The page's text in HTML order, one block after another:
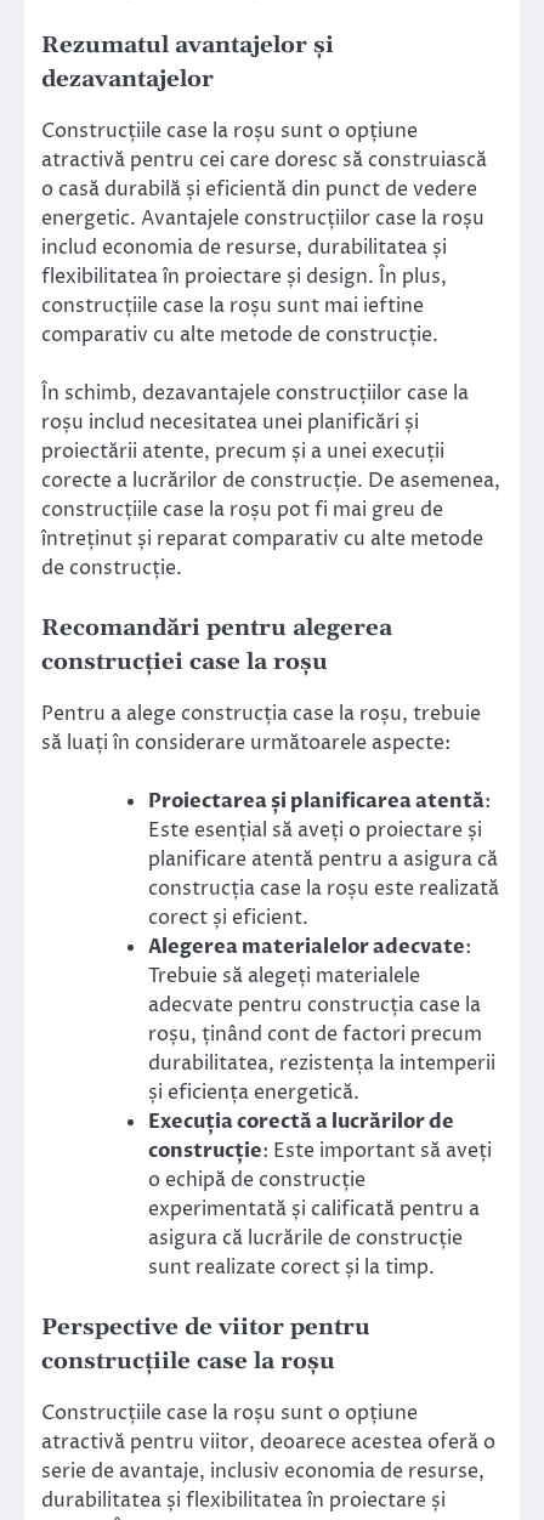
Rezumatul avantajelor și
dezavantajelor
Construcțiile case la roșu sunt o opțiune
atractivă pentru cei care doresc să construiască
o casă durabilă și eficientă din punct de vedere
energetic. Avantajele construcțiilor case la roșu
includ economia de resurse, durabilitatea și
flexibilitatea în proiectare și design. În plus,
construcțiile case la roșu sunt mai ieftine
comparativ cu alte metode de construcție.
În schimb, dezavantajele construcțiilor case la
roșu includ necesitatea unei planificări și
proiectării atente, precum și a unei execuții
corecte a lucrărilor de construcție. De asemenea,
construcțiile case la roșu pot fi mai greu de
întreținut și reparat comparativ cu alte metode
de construcție.
Recomandări pentru alegerea
construcției case la roșu
Pentru a alege construcția case la roșu, trebuie
să luați în considerare următoarele aspecte:
Proiectarea și planificarea atentă:
Este esențial să aveți o proiectare și
planificare atentă pentru a asigura că
construcția case la roșu este realizată
corect și eficient.
Alegerea materialelor adecvate:
Trebuie să alegeți materialele
adecvate pentru construcția case la
roșu, ținând cont de factori precum
durabilitatea, rezistența la intemperii
și eficiența energetică.
Execuția corectă a lucrărilor de
construcție: Este important să aveți
o echipă de construcție
experimentată și calificată pentru a
asigura că lucrările de construcție
sunt realizate corect și la timp.
Perspective de viitor pentru
construcțiile case la roșu
Construcțiile case la roșu sunt o opțiune
atractivă pentru viitor, deoarece acestea oferă o
serie de avantaje, inclusiv economia de resurse,
durabilitatea și flexibilitatea în proiectare și